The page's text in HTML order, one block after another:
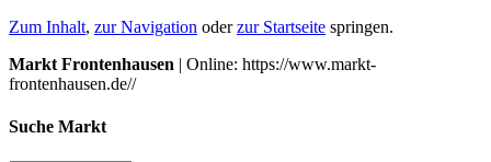
Zum Inhalt, zur Navigation oderzur Startseite springen.
Markt Frontenhausen | Online: https://www.markt-
frontenhausen.de//
Suche Markt